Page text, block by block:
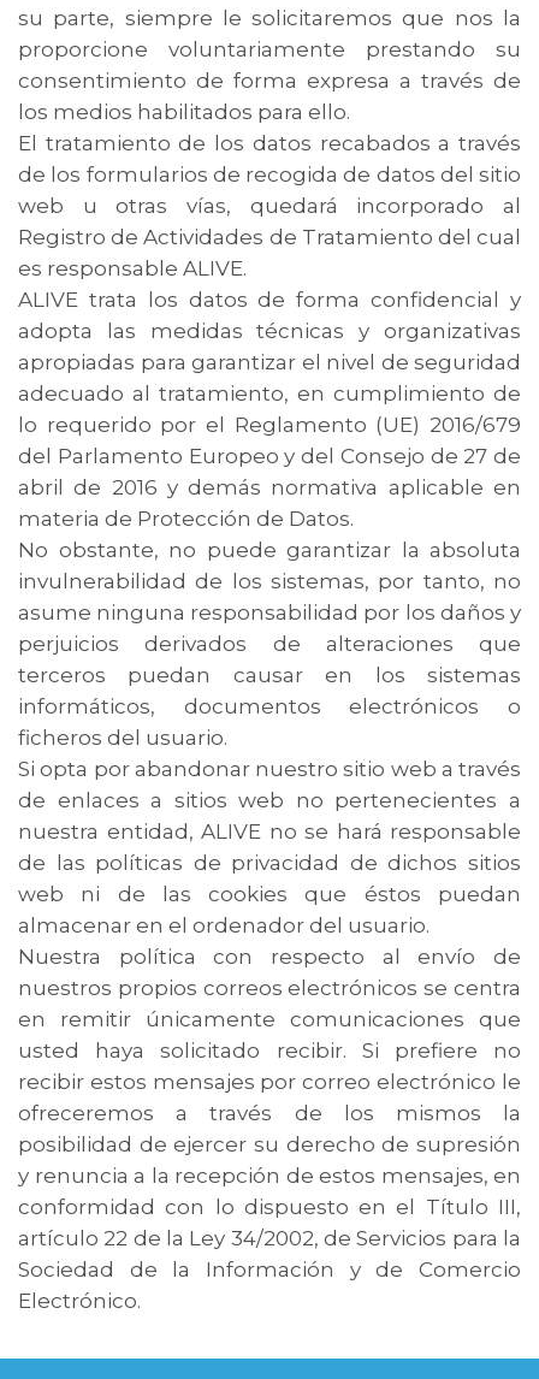
su parte, siempre le solicitaremos que nos la
proporcione voluntariamente prestando su
consentimiento de forma expresa a través de
los medios habilitados para ello.
El tratamiento de los datos recabados a través
de los formularios de recogida de datos del sitio
web u otras vías, quedará incorporado al
Registro de Actividades de Tratamiento del cual
es responsable ALIVE.
ALIVE trata los datos de forma confidencial y
adopta las medidas técnicas y organizativas
apropiadas para garantizar el nivel de seguridad
adecuado al tratamiento, en cumplimiento de
lo requerido por el Reglamento (UE) 2016/679
del Parlamento Europeo y del Consejo de 27 de
abril de 2016 y demás normativa aplicable en
materia de Protección de Datos.
No obstante, no puede garantizar la absoluta
invulnerabilidad de los sistemas, por tanto, no
asume ninguna responsabilidad por los daños y
perjuicios derivados de alteraciones que
terceros puedan causar en los sistemas
informáticos, documentos electrónicos o
ficheros del usuario.
Si opta por abandonar nuestro sitio web a través
de enlaces a sitios web no pertenecientes a
nuestra entidad, ALIVE no se hará responsable
de las políticas de privacidad de dichos sitios
web ni de las cookies que éstos puedan
almacenar en el ordenador del usuario.
Nuestra política con respecto al envío de
nuestros propios correos electrónicos se centra
en remitir únicamente comunicaciones que
usted haya solicitado recibir. Si prefiere no
recibir estos mensajes por correo electrónico le
ofreceremos a través de los mismos la
posibilidad de ejercer su derecho de supresión
y renuncia a la recepción de estos mensajes, en
conformidad con lo dispuesto en el Título III,
artículo 22 de la Ley 34/2002, de Servicios para la
Sociedad de la Información y de Comercio
Electrónico.